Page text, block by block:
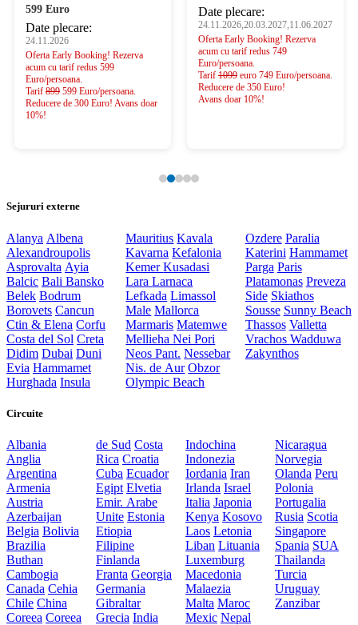
599 Euro
Date plecare:
24.11.2026
Oferta Early Booking! Rezerva
acum cu tarif redus 599
Euro/persoana.
Tarif 899 599 Euro/persoana.
Reducere de 300 Euro! Avans doar
10%!
Date plecare:
24.11.2026,20.03.2027,11.06.2027
Oferta Early Booking! Rezerva
acum cu tarif redus 749
Euro/persoana.
Tarif 1099 euro 749 Euro/persoana.
Reducere de 350 Euro!
Avans doar 10%!
Sejururi externe
Alanya Albena
Alexandroupolis
Asprovalta Ayia
Balcic Bali Bansko
Belek Bodrum
Borovets Cancun
Ctin & Elena Corfu
Costa del Sol Creta
Didim Dubai Duni
Evia Hammamet
Hurghada Insula
Mauritius Kavala
Kavarna Kefalonia
KemerKusadasi
LaraLarnaca
Lefkada Limassol
Male Mallorca
Marmaris Matemwe
MelliehaNei Pori
Neos Pant. Nessebar
Nis. de Aur Obzor
Olympic Beach
Ozdere Paralia
Katerini Hammamet
Parga Paris
Platamonas Preveza
Side Skiathos
Sousse Sunny Beach
Thassos Valletta
Vrachos Wadduwa
Zakynthos
Circuite
Albania
Anglia
Argentina
Armenia
Austria
Azerbaijan
Belgia Bolivia
Brazilia
Buthan
Cambogia
Canada Cehia
Chile China
Coreea Coreea
de Sud Costa
Rica Croatia
Cuba Ecuador
Egipt Elvetia
Emir. Arabe
Unite Estonia
Etiopia
Filipine
Finlanda
Franta Georgia
Germania
Gibraltar
Grecia India
Indochina
Indonezia
Iordania Iran
Irlanda Israel
Italia Japonia
Kenya Kosovo
Laos Letonia
Liban Lituania
Luxemburg
Macedonia
Malaezia
Malta Maroc
Mexic Nepal
Nicaragua
Norvegia
Olanda Peru
Polonia
Portugalia
Rusia Scotia
Singapore
Spania SUA
Thailanda
Turcia
Uruguay
Zanzibar